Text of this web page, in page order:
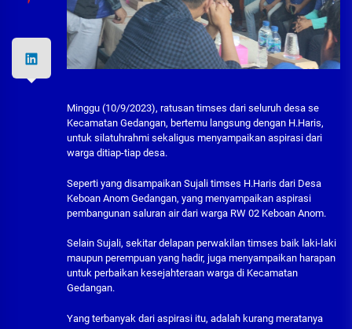
Minggu (10/9/2023), ratusan timses dari seluruh desa se
Kecamatan Gedangan, bertemu langsung dengan H.Haris,
untuk silatuhrahmi sekaligus menyampaikan aspirasi dari
warga ditiap-tiap desa.
Seperti yang disampaikan Sujali timses H.Haris dari Desa
Keboan Anom Gedangan, yang menyampaikan aspirasi
pembangunan saluran air dari warga RW 02 Keboan Anom.
Selain Sujali, sekitar delapan perwakilan timses baik laki-laki
maupun perempuan yang hadir, juga menyampaikan harapan
untuk perbaikan kesejahteraan warga di Kecamatan
Gedangan.
Yang terbanyak dari aspirasi itu, adalah kurang meratanya